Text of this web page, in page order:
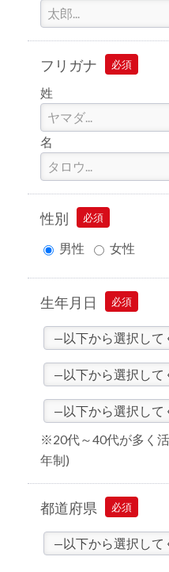
フリガナ 必須
姓
名
性別 必須
男性 女性
生年月日 必須
※20代～40代が多く
年制)
都道府県 必須